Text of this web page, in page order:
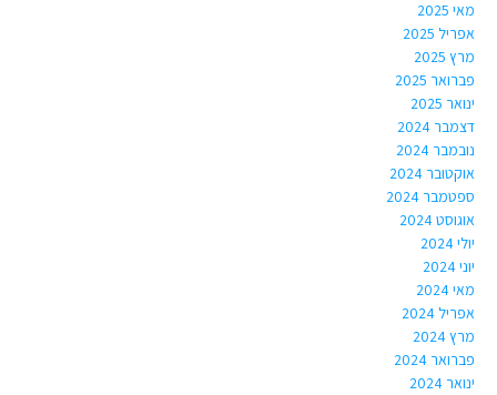
מאי 2025
אפריל 2025
מרץ 2025
פברואר 2025
ינואר 2025
דצמבר 2024
נובמבר 2024
אוקטובר 2024
ספטמבר 2024
אוגוסט 2024
יולי 2024
יוני 2024
מאי 2024
אפריל 2024
מרץ 2024
פברואר 2024
ינואר 2024